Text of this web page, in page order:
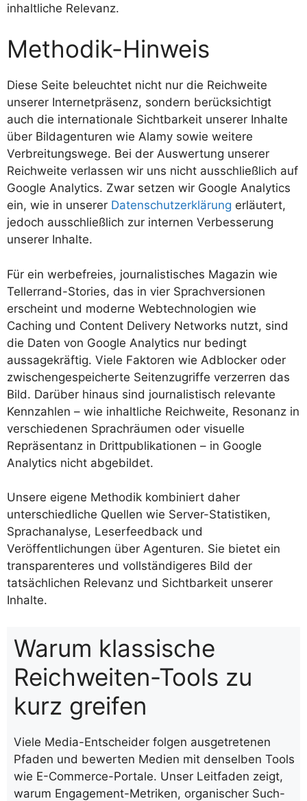
inhaltliche Relevanz.
Methodik-Hinweis
Diese Seite beleuchtet nicht nur die Reichweite
unserer Internetpräsenz, sondern berücksichtigt
auch die internationale Sichtbarkeit unserer Inhalte
über Bildagenturen wie Alamy sowie weitere
Verbreitungswege. Bei der Auswertung unserer
Reichweite verlassen wir uns nicht ausschließlich auf
Google Analytics. Zwar setzen wir Google Analytics
ein, wie in unserer Datenschutzerklärung erläutert,
jedoch ausschließlich zur internen Verbesserung
unserer Inhalte.
Für ein werbefreies, journalistisches Magazin wie
Tellerrand-Stories, das in vier Sprachversionen
erscheint und moderne Webtechnologien wie
Caching und Content Delivery Networks nutzt, sind
die Daten von Google Analytics nur bedingt
aussagekräftig. Viele Faktoren wie Adblocker oder
zwischengespeicherte Seitenzugriffe verzerren das
Bild. Darüber hinaus sind journalistisch relevante
Kennzahlen – wie inhaltliche Reichweite, Resonanz in
verschiedenen Sprachräumen oder visuelle
Repräsentanz in Drittpublikationen – in Google
Analytics nicht abgebildet.
Unsere eigene Methodik kombiniert daher
unterschiedliche Quellen wie Server-Statistiken,
Sprachanalyse, Leserfeedback und
Veröffentlichungen über Agenturen. Sie bietet ein
transparenteres und vollständigeres Bild der
tatsächlichen Relevanz und Sichtbarkeit unserer
Inhalte.
Warum klassische
Reichweiten-Tools zu
kurz greifen
Viele Media-Entscheider folgen ausgetretenen
Pfaden und bewerten Medien mit denselben Tools
wie E-Commerce-Portale. Unser Leitfaden zeigt,
warum Engagement-Metriken, organischer Such-